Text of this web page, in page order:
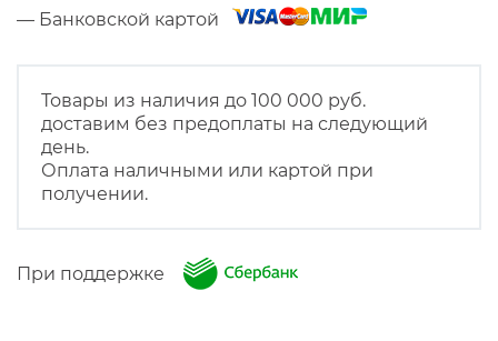
— Банковской картой
Товары из наличия до 100 000 руб.
доставим без предоплаты на следующий
день.
Оплата наличными или картой при
получении.
При поддержке